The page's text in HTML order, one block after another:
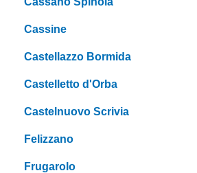
Cassine
Castellazzo Bormida
Castelletto d'Orba
Castelnuovo Scrivia
Felizzano
Frugarolo